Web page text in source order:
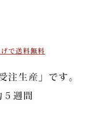
で送料無料